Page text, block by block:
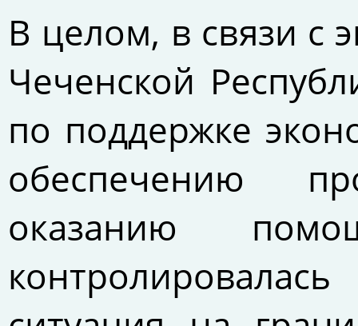
В целом, в связи с
Чеченской
по поддержке
обеспечению
оказанию